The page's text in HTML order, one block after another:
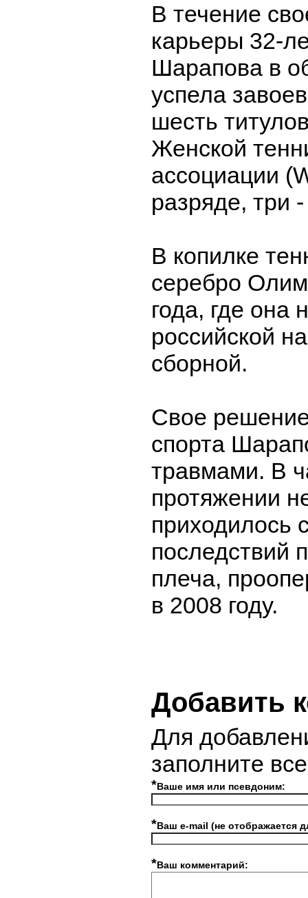
В течение
карьеры 32-
Шарапова в
успела
шесть
Женской
ассоциации
разряде, три
В копилке
серебро
года, где она
российской
сборной.
Свое
спорта
травмами. В
протяжении
приходилось
последствий
плеча,
в 2008 году.
Добавить
Для
заполните
*Ваше имя или псевдоним:
*Ваш e-mail (не отображается
*Ваш комментарий: